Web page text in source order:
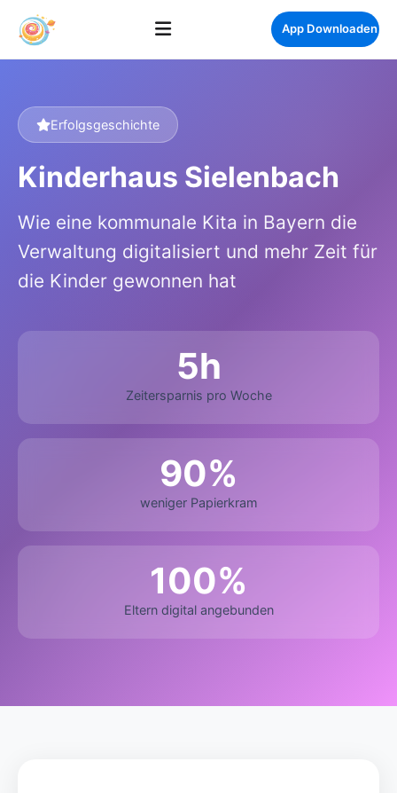
App Downloaden
Erfolgsgeschichte
Kinderhaus Sielenbach
Wie eine kommunale Kita in Bayern die
Verwaltung digitalisiert und mehr Zeit für
die Kinder gewonnen hat
5h
Zeitersparnis pro Woche
90%
weniger Papierkram
100%
Eltern digital angebunden